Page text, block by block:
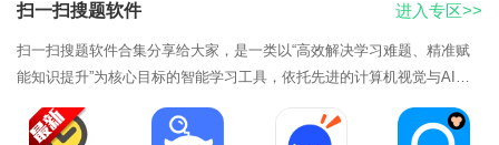
扫一扫搜题软件
扫一扫搜题软件合集分享给大家，是一类以“高效解决学习难题、精准赋
能知识提升”为核心目标的智能学习工具，依托先进的计算机视觉与AI大
模型技术，打破传统学习工具“解题效率低、解析碎片化、场景适配弱”的
局限，
进入专区>>